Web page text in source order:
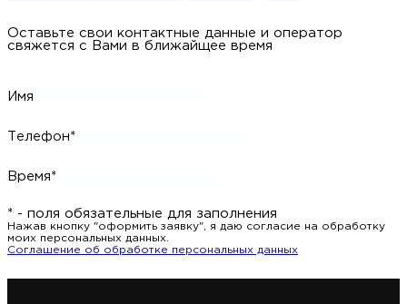
Оставьте свои контактные данные и оператор
свяжется с Вами в ближайщее время
Имя
Телефон*
Время*
* - поля обязательные для заполнения
Нажав кнопку "оформить заявку", я даю согласие на обработку
моих персональных данных.
Соглашение об обработке персональных данных